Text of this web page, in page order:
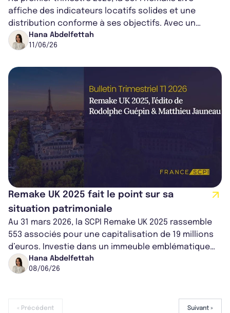
affiche des indicateurs locatifs solides et une
distribution conforme à ses objectifs. Avec un
patrimoine de 71 immeubles, un taux d’...
Hana Abdelfettah
11/06/26
Remake UK 2025 fait le point sur sa
situation patrimoniale
Au 31 mars 2026, la SCPI Remake UK 2025 rassemble
553 associés pour une capitalisation de 19 millions
d’euros. Investie dans un immeuble emblématique
de Glasgow acquis pour 11,9 mi...
Hana Abdelfettah
08/06/26
« Précédent Suivant »